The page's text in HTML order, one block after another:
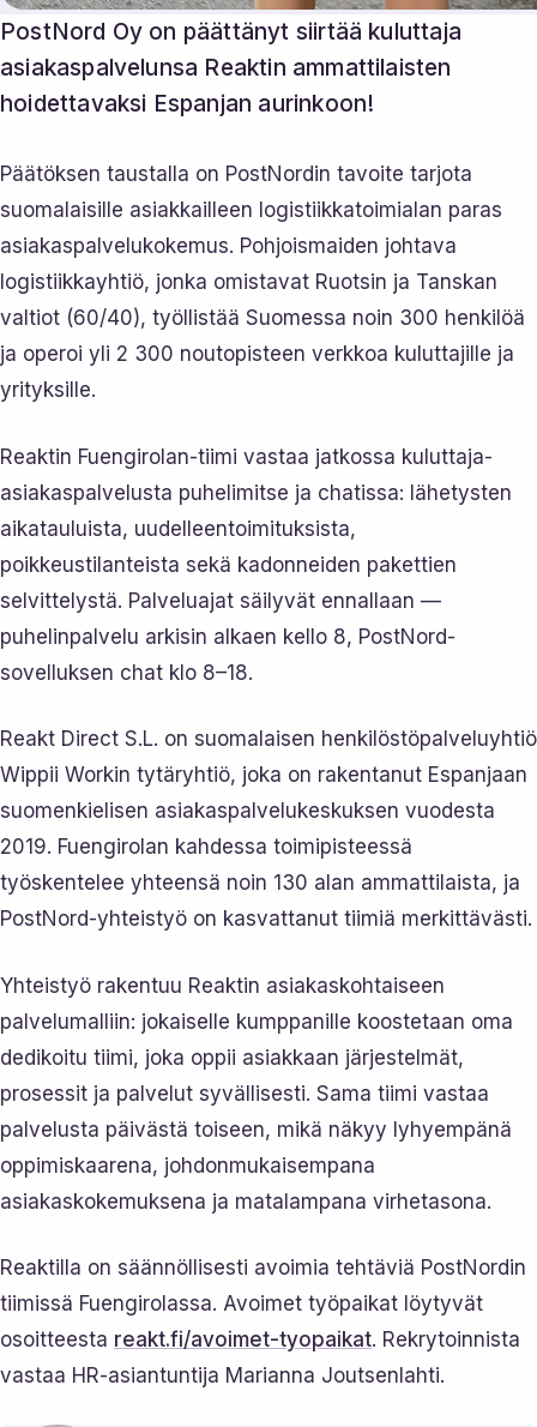
PostNord Oy on päättänyt siirtää kuluttaja
asiakaspalvelunsa Reaktin ammattilaisten
hoidettavaksi Espanjan aurinkoon!
Päätöksen taustalla on PostNordin tavoite tarjota
suomalaisille asiakkailleen logistiikkatoimialan paras
asiakaspalvelukokemus. Pohjoismaiden johtava
logistiikkayhtiö, jonka omistavat Ruotsin ja Tanskan
valtiot (60/40), työllistää Suomessa noin 300 henkilöä
ja operoi yli 2 300 noutopisteen verkkoa kuluttajille ja
yrityksille.
Reaktin Fuengirolan-tiimi vastaa jatkossa kuluttaja-
asiakaspalvelusta puhelimitse ja chatissa: lähetysten
aikatauluista, uudelleentoimituksista,
poikkeustilanteista sekä kadonneiden pakettien
selvittelystä. Palveluajat säilyvät ennallaan —
puhelinpalvelu arkisin alkaen kello 8, PostNord-
sovelluksen chat klo 8–18.
Reakt Direct S.L. on suomalaisen henkilöstöpalveluyhtiö
Wippii Workin tytäryhtiö, joka on rakentanut Espanjaan
suomenkielisen asiakaspalvelukeskuksen vuodesta
2019. Fuengirolan kahdessa toimipisteessä
työskentelee yhteensä noin 130 alan ammattilaista, ja
PostNord-yhteistyö on kasvattanut tiimiä merkittävästi.
Yhteistyö rakentuu Reaktin asiakaskohtaiseen
palvelumalliin: jokaiselle kumppanille koostetaan oma
dedikoitu tiimi, joka oppii asiakkaan järjestelmät,
prosessit ja palvelut syvällisesti. Sama tiimi vastaa
palvelusta päivästä toiseen, mikä näkyy lyhyempänä
oppimiskaarena, johdonmukaisempana
asiakaskokemuksena ja matalampana virhetasona.
Reaktilla on säännöllisesti avoimia tehtäviä PostNordin
tiimissä Fuengirolassa. Avoimet työpaikat löytyvät
osoitteesta reakt.fi/avoimet-tyopaikat. Rekrytoinnista
vastaa HR-asiantuntija Marianna Joutsenlahti.